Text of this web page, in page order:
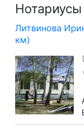
Литвинова
км)